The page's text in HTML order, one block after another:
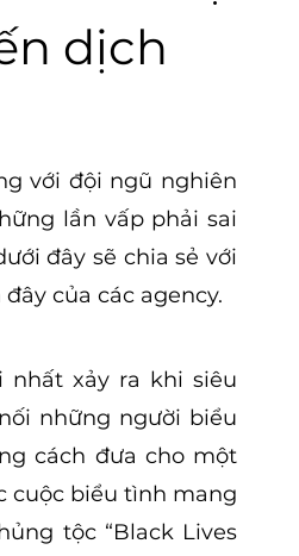
dịch
với đội ngũ nghiên
lần vấp phải sai
đây sẽ chia sẻ với
của các agency.
nhất xảy ra khi siêu
những người biểu
cách đưa cho một
cuộc biểu tình mang
tộc “Black Lives